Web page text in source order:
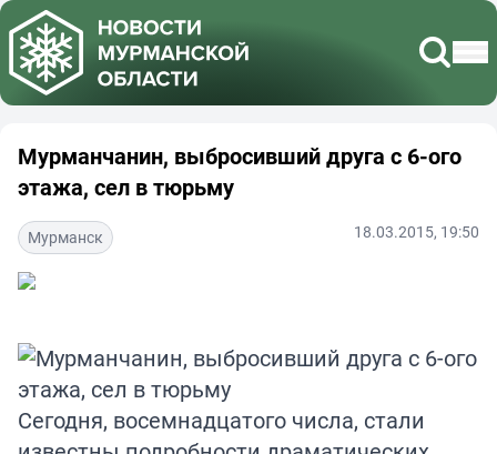
Мурманчанин, выбросивший друга с 6-ого
этажа, сел в тюрьму
Мурманск 18.03.2015, 19:50
Сегодня, восемнадцатого числа, стали